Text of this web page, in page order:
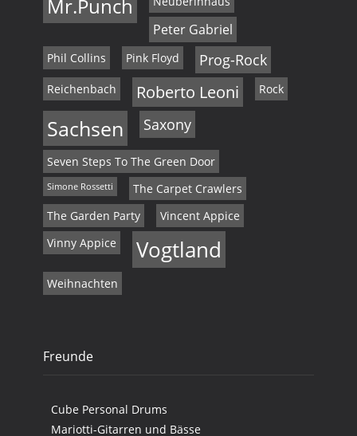
Mr.Punch
Peter Gabriel
Phil Collins Pink Floyd Prog-Rock
Reichenbach Roberto Leoni Rock
Sachsen Saxony
Seven Steps To The Green Door
Simone Rossetti
The Carpet Crawlers
The Garden Party
Vincent Appice
Vinny Appice
Vogtland
Weihnachten
Freunde
Cube Personal Drums
Mariotti-Gitarren und Bässe